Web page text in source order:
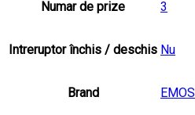
Numar de prize 3
Intreruptor închis / deschis Nu
Brand EMOS